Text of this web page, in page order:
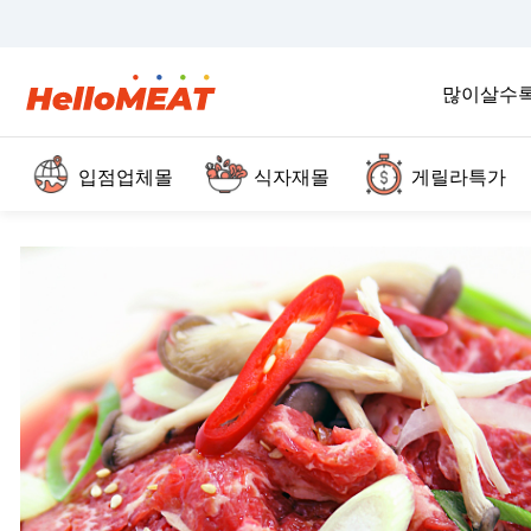
많이살수
입점업체몰 식자재몰 게릴라특가